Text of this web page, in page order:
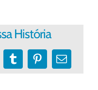
História
TumblrPinterest
E-